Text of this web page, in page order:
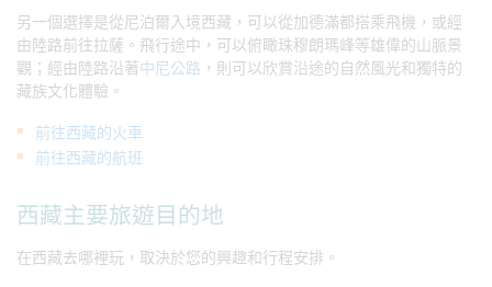
另一個選擇是從尼泊爾入境西藏，可以從加德滿都搭乘飛機，或經
由陸路前往拉薩。飛行途中，可以俯瞰珠穆朗瑪峰等雄偉的山脈景
觀；經由陸路沿著中尼公路 ，則可以欣賞沿途的自然風光和獨特的
藏族文化體驗。
前往西藏的火車
前往西藏的航班
西藏主要旅遊目的地
在西藏去哪裡玩，取決於您的興趣和行程安排。